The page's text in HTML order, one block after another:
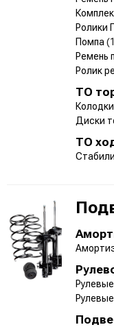
Ролики
Помпа
Ремень
Ролик
ТО
Диски
ТО